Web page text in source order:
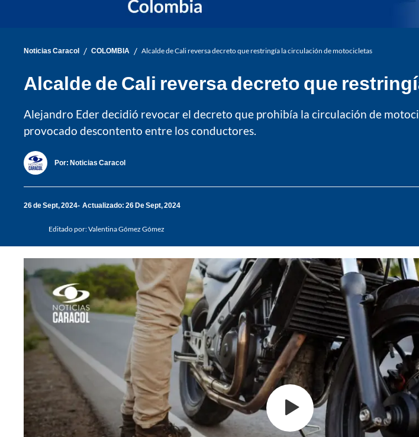
Noticias Caracol / COLOMBIA / Alcalde de Cali reversa decreto que restringía la circulación de motocicletas
Alcalde de Cali reversa decreto que
Alejandro Eder decidió revocar el decreto que prohibía la circulación de
provocado descontento entre los conductores.
Por: Noticias Caracol
26 de Sept, 2024 Actualizado: 26 De Sept, 2024
Editado por:Valentina Gómez Gómez